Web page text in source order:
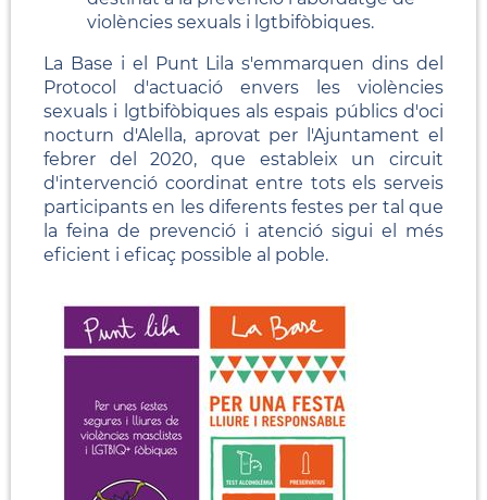
violències sexuals i lgtbifòbiques.
La Base i el Punt Lila s'emmarquen dins del
Protocol d'actuació envers les violències
sexuals i lgtbifòbiques als espais públics d'oci
nocturn d'Alella, aprovat per l'Ajuntament el
febrer del 2020, que estableix un circuit
d'intervenció coordinat entre tots els serveis
participants en les diferents festes per tal que
la feina de prevenció i atenció sigui el més
eficient i eficaç possible al poble.